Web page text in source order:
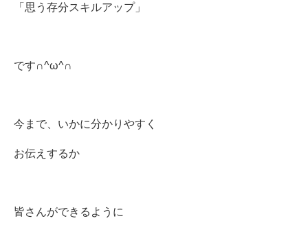
「思う存分スキルアップ」
です∩^ω^∩
今まで、いかに分かりやすく
お伝えするか
皆さんができるように